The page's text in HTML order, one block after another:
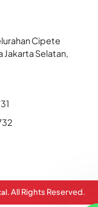
Cipete
Jakarta Selatan,
. All Rights Reserved.